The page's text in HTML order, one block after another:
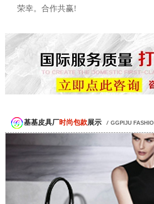
荣幸。合作共赢!
基基皮具厂时尚包款展示 / GGPIJU